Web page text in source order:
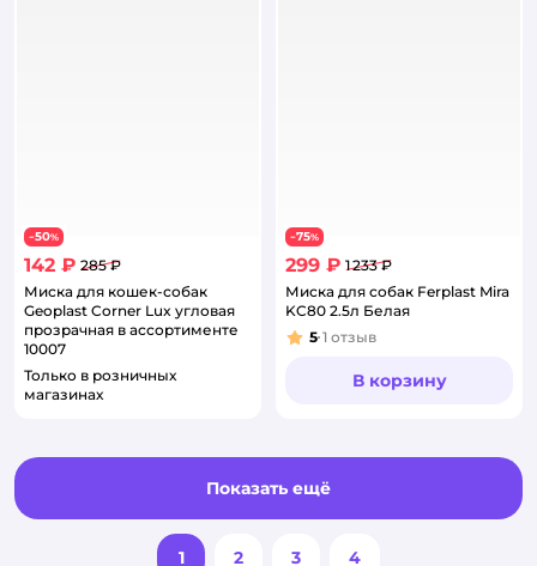
−50%
142 ₽ 285 ₽
Миска для кошек-собак
Geoplast Corner Lux угловая
прозрачная в ассортименте
10007
Только в розничных
магазинах
−75%
299 ₽ 1 233 ₽
Миска для собак Ferplast Mira
KC80 2.5л Белая
Рейтинг:
5 1 отзыв
В корзину
Показать ещё
1 2 3 4